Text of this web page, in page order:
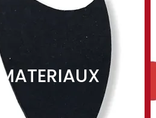
MATERIAUX